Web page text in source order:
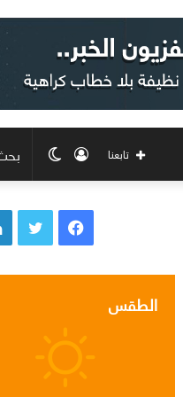
الوضع
المظلم
تسجيل
الدخول
تابعنا
ف
ب
و
الطقس